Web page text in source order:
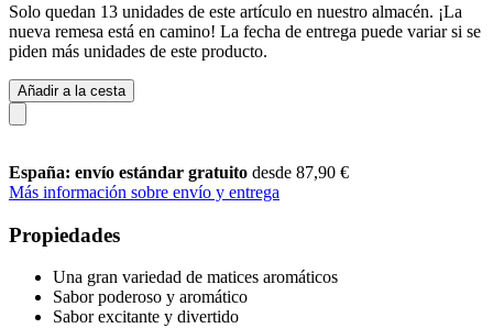
Solo quedan 13 unidades de este artículo en nuestro almacén. ¡La
nueva remesa está en camino! La fecha de entrega puede variar si se
piden más unidades de este producto.
Añadir a la cesta
España: envío estándar gratuito desde 87,90 €
Más información sobre envío y entrega
Propiedades
Una gran variedad de matices aromáticos
Sabor poderoso y aromático
Sabor excitante y divertido